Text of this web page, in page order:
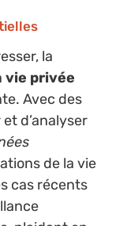
la
vie privée
Avec des
d’analyser
de la vie
cas récents